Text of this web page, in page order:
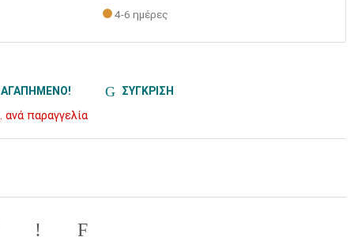
4-6 ημέρες
ΑΓΑΠΗΜΕΝΟ! ΣΥΓΚΡΙΣΗ
παραγγελία